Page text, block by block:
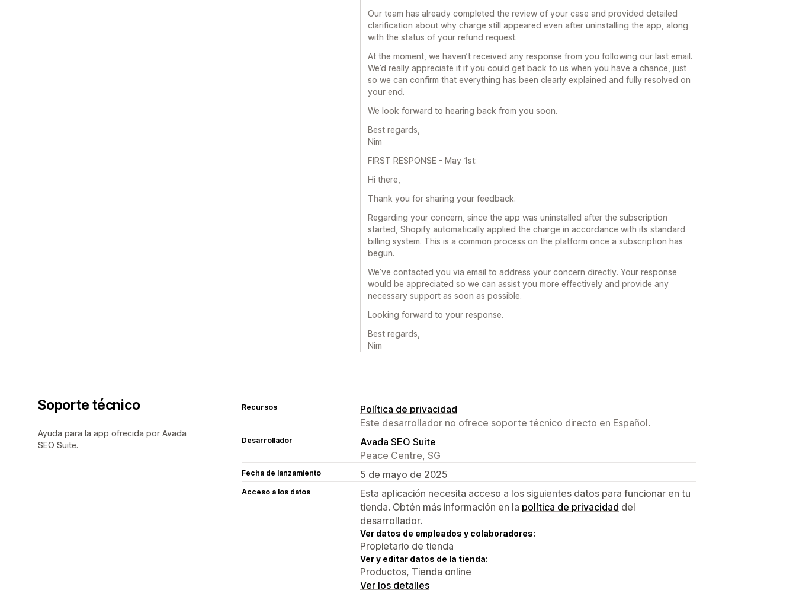
Our team has already completed the review of your case and provided detailed
clarification about why charge still appeared even after uninstalling the app, along
with the status of your refund request.
At the moment, we haven’t received any response from you following our last email.
We’d really appreciate it if you could get back to us when you have a chance, just
so we can confirm that everything has been clearly explained and fully resolved on
your end.
We look forward to hearing back from you soon.
Best regards,
Nim
FIRST RESPONSE - May 1st:
Hi there,
Thank you for sharing your feedback.
Regarding your concern, since the app was uninstalled after the subscription
started, Shopify automatically applied the charge in accordance with its standard
billing system. This is a common process on the platform once a subscription has
begun.
We’ve contacted you via email to address your concern directly. Your response
would be appreciated so we can assist you more effectively and provide any
necessary support as soon as possible.
Looking forward to your response.
Best regards,
Nim
Soporte técnico
Ayuda para la app ofrecida por Avada
SEO Suite.
Recursos
Política de privacidad
Este desarrollador no ofrece soporte técnico directo en Español.
Desarrollador
Avada SEO Suite
Peace Centre, SG
Fecha de lanzamiento 5 de mayo de 2025
Acceso a los datos
Esta aplicación necesita acceso a los siguientes datos para funcionar en tu
tienda. Obtén más información en la política de privacidad del
desarrollador.
Ver datos de empleados y colaboradores:
Propietario de tienda
Ver y editar datos de la tienda:
Productos, Tienda online
Ver los detalles